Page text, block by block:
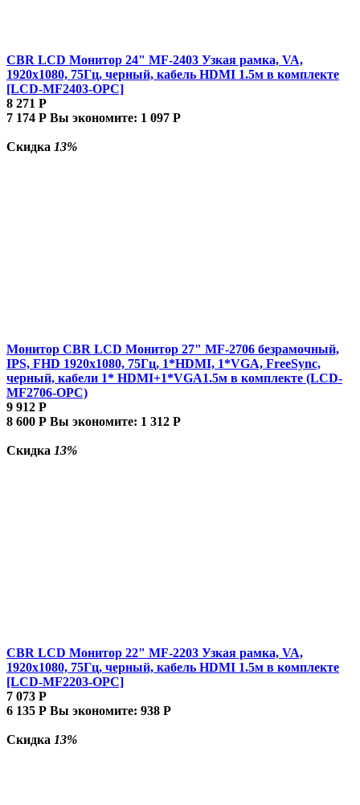
CBR LCD Монитор 24" MF-2403 Узкая рамка, VA,
1920x1080, 75Гц, черный, кабель HDMI 1.5м в комплекте
[LCD-MF2403-OPC]
8 271 Р
7 174 Р Вы экономите: 1 097 Р
Скидка 13%
Монитор CBR LCD Монитор 27" MF-2706 безрамочный,
IPS, FHD 1920x1080, 75Гц, 1*HDMI, 1*VGA, FreeSync,
черный, кабели 1* HDMI+1*VGA1.5м в комплекте (LCD-
MF2706-OPC)
9 912 Р
8 600 Р Вы экономите: 1 312 Р
Скидка 13%
CBR LCD Монитор 22" MF-2203 Узкая рамка, VA,
1920x1080, 75Гц, черный, кабель HDMI 1.5м в комплекте
[LCD-MF2203-OPC]
7 073 Р
6 135 Р Вы экономите: 938 Р
Скидка 13%